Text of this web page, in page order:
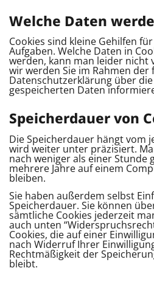
Welche Daten
Cookies sind kleine Gehilfen
Aufgaben. Welche Daten in
werden, kann man leider nicht
wir werden Sie im Rahmen der
Datenschutzerklärung über
gespeicherten Daten
Speicherdauer von
Die Speicherdauer hängt vom
wird weiter unter präzisiert.
nach weniger als einer Stunde
mehrere Jahre auf einem
bleiben.
Sie haben außerdem selbst
Speicherdauer. Sie können
sämtliche Cookies jederzeit
auch unten
Cookies, die auf einer
nach Widerruf Ihrer
Rechtmäßigkeit der
bleibt.